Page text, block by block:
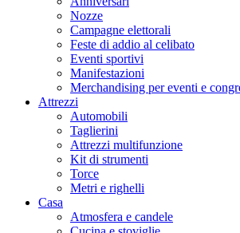
Nozze
Campagne elettorali
Feste di addio al celibato
Eventi sportivi
Manifestazioni
Merchandising per eventi e
Attrezzi
Automobili
Taglierini
Attrezzi multifunzione
Kit di strumenti
Torce
Metri e righelli
Casa
Atmosfera e candele